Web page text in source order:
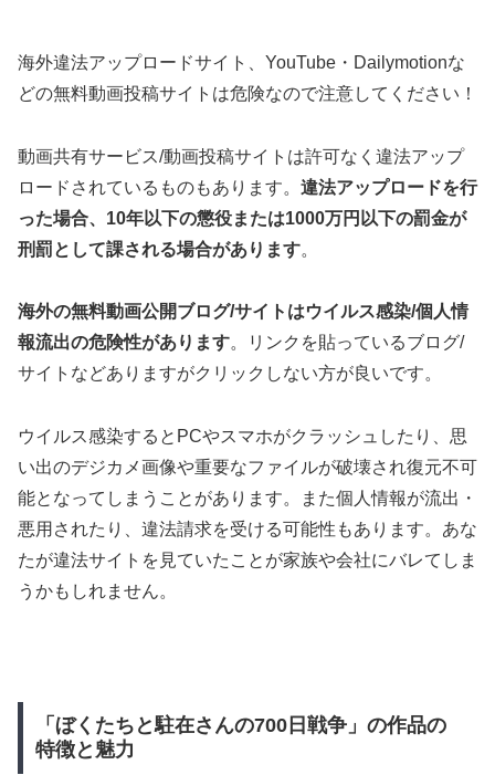
海外違法アップロードサイト、YouTube・Dailymotionな
どの無料動画投稿サイトは危険なので注意してください！
動画共有サービス/動画投稿サイトは許可なく違法アップ
ロードされているものもあります。 違法アップロードを行
った場合、10年以下の懲役または1000万円以下の罰金が
刑罰として課される場合があります。
海外の無料動画公開ブログ/サイトはウイルス感染/個人情
報流出の危険性があります。リンクを貼っているブログ/
サイトなどありますがクリックしない方が良いです。
ウイルス感染するとPCやスマホがクラッシュしたり、思
い出のデジカメ画像や重要なファイルが破壊され復元不可
能となってしまうことがあります。また個人情報が流出・
悪用されたり、違法請求を受ける可能性もあります。あな
たが違法サイトを見ていたことが家族や会社にバレてしま
うかもしれません。
「ぼくたちと駐在さんの700日戦争」の作品の
特徴と魅力